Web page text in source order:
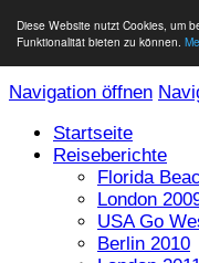
Diese Website nutzt Cookies, um
Funktionalität bieten zu können.
Navigation öffnen
Startseite
Reiseberichte
Florida
London
USA Go
Berlin 2010